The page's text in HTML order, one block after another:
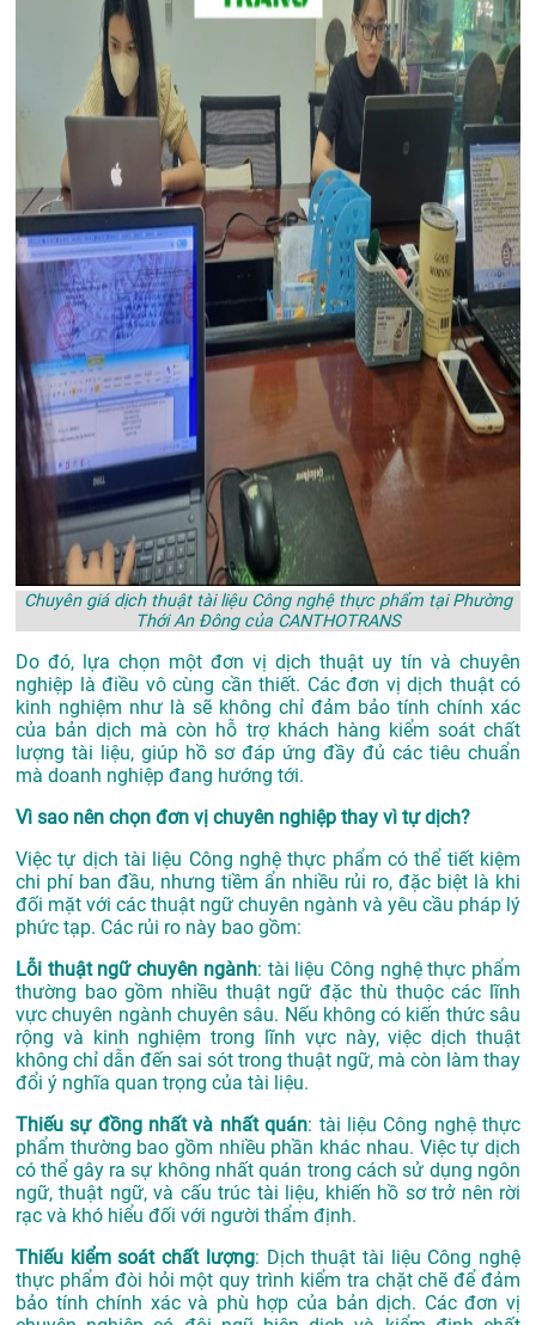
Chuyên giá dịch thuật tài liệu Công nghệ thực phẩm tại Phường
Thới An Đông của CANTHOTRANS
Do đó, lựa chọn một đơn vị dịch thuật uy tín và chuyên
nghiệp là điều vô cùng cần thiết. Các đơn vị dịch thuật có
kinh nghiệm như là sẽ không chỉ đảm bảo tính chính xác
của bản dịch mà còn hỗ trợ khách hàng kiểm soát chất
lượng tài liệu, giúp hồ sơ đáp ứng đầy đủ các tiêu chuẩn
mà doanh nghiệp đang hướng tới.
Vì sao nên chọn đơn vị chuyên nghiệp thay vì tự dịch?
Việc tự dịch tài liệu Công nghệ thực phẩm có thể tiết kiệm
chi phí ban đầu, nhưng tiềm ẩn nhiều rủi ro, đặc biệt là khi
đối mặt với các thuật ngữ chuyên ngành và yêu cầu pháp lý
phức tạp. Các rủi ro này bao gồm:
Lỗi thuật ngữ chuyên ngành: tài liệu Công nghệ thực phẩm
thường bao gồm nhiều thuật ngữ đặc thù thuộc các lĩnh
vực chuyên ngành chuyên sâu. Nếu không có kiến thức sâu
rộng và kinh nghiệm trong lĩnh vực này, việc dịch thuật
không chỉ dẫn đến sai sót trong thuật ngữ, mà còn làm thay
đổi ý nghĩa quan trọng của tài liệu.
Thiếu sự đồng nhất và nhất quán: tài liệu Công nghệ thực
phẩm thường bao gồm nhiều phần khác nhau. Việc tự dịch
có thể gây ra sự không nhất quán trong cách sử dụng ngôn
ngữ, thuật ngữ, và cấu trúc tài liệu, khiến hồ sơ trở nên rời
rạc và khó hiểu đối với người thẩm định.
Thiếu kiểm soát chất lượng: Dịch thuật tài liệu Công nghệ
thực phẩm đòi hỏi một quy trình kiểm tra chặt chẽ để đảm
bảo tính chính xác và phù hợp của bản dịch. Các đơn vị